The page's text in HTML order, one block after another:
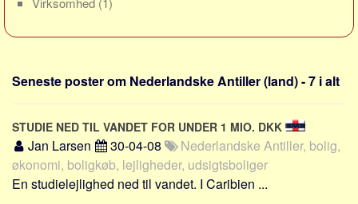
Sverige
Italien
Grækenland
USA
Alle
Nøgleord
Seneste poster om Nederlandske Antiller (land) - 7 i alt
STUDIE NED TIL VANDET FOR UNDER 1 MIO. DKK
Jan Larsen 30-04-08
Nederlandske Antiller, bolig,
økonomi, boligkøb, lejligheder, udsigtsboliger
En studielejlighed ned til vandet. I Caribien ...